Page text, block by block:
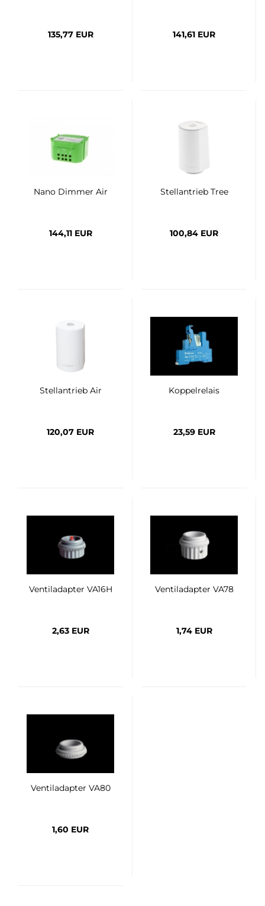
135,77 EUR 141,61 EUR
Nano Dimmer Air
144,11 EUR
Stellantrieb Tree
100,84 EUR
Stellantrieb Air
120,07 EUR
Koppelrelais
23,59 EUR
Ventiladapter VA16H
2,63 EUR
Ventiladapter VA78
1,74 EUR
Ventiladapter VA80
1,60 EUR